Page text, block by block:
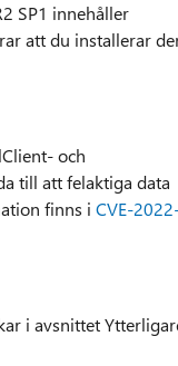
SP1 innehåller
att du installerar
och
till att felaktiga data
finns i CVE-
i avsnittet